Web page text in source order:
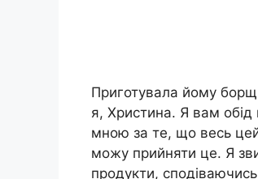
Приготувала йому
я, Христина. Я вам обід
мною за те, що весь
можу прийняти це. Я
продукти,